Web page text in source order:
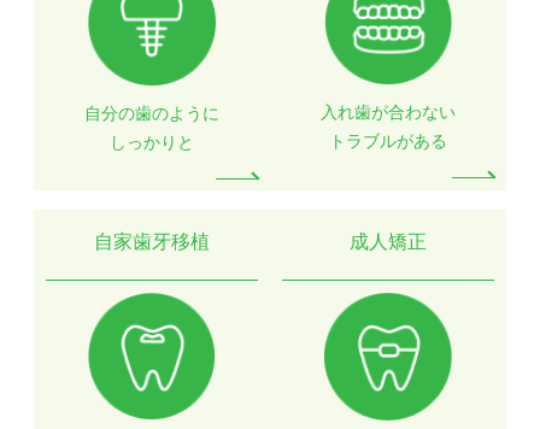
自分の歯のように
しっかりと
入れ歯が合わない
トラブルがある
自家歯牙移植 成人矯正